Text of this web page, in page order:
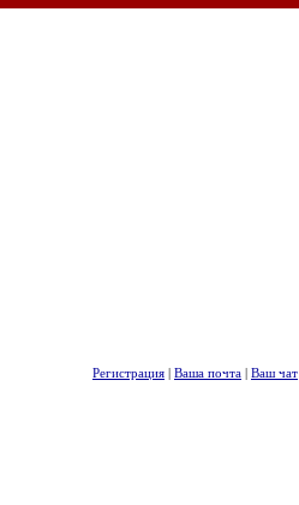
Регистрация | Ваша почта | Ваш чат